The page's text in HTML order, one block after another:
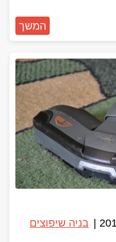
המשך
בניה שיפוצים